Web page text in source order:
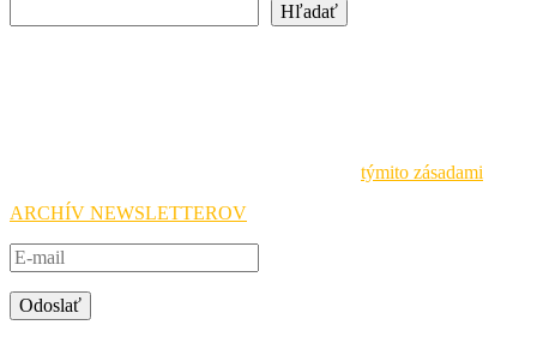
Hľadať
týmito zásadami
ARCHÍV NEWSLETTEROV
Odoslať